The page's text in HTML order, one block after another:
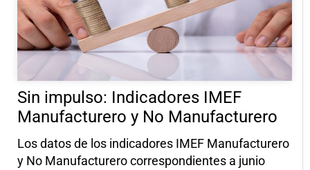
Sin impulso: Indicadores IMEF
Manufacturero y No Manufacturero
Los datos de los indicadores IMEF Manufacturero
y No Manufacturero correspondientes a junio